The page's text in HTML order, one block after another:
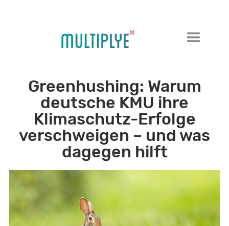
Greenhushing: Warum
deutsche KMU ihre
Klimaschutz-Erfolge
verschweigen – und was
dagegen hilft